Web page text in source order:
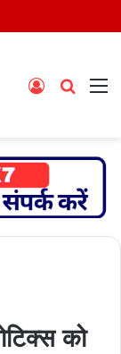
Search
Log
को